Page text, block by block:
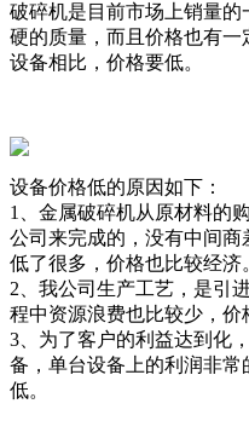
破碎机是目前市场上销量
硬的质量，而且价格也有
设备相比，价格要低。
设备价格低的原因如下：
1、金属破碎机从原材料的
公司来完成的，没有中间
低了很多，价格也比较经济
2、我公司生产工艺，是引
程中资源浪费也比较少，价
3、为了客户的利益达到化
备，单台设备上的利润非
低。